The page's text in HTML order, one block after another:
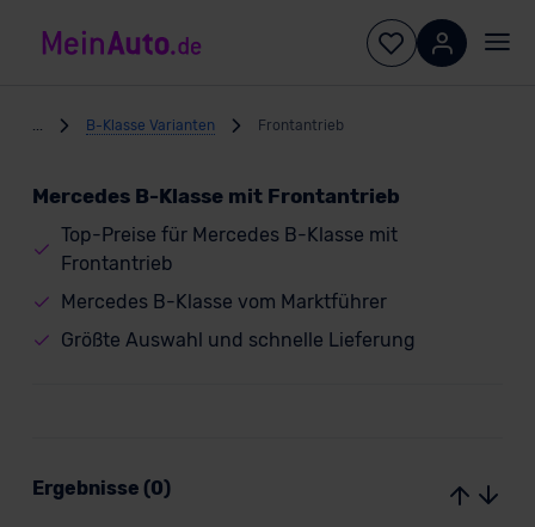
B-Klasse Varianten Frontantrieb
Mercedes B-Klasse mit Frontantrieb
Top-Preise für Mercedes B-Klasse mit
Frontantrieb
Mercedes B-Klasse vom Marktführer
Größte Auswahl und schnelle Lieferung
Ergebnisse (0)